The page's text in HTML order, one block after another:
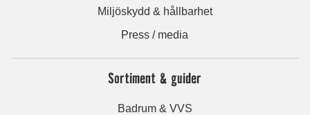
Miljöskydd & hållbarhet
Press / media
Sortiment & guider
Badrum & VVS